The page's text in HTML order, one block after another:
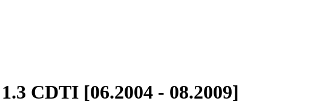
CDTI [06.2004 - 08.2009]